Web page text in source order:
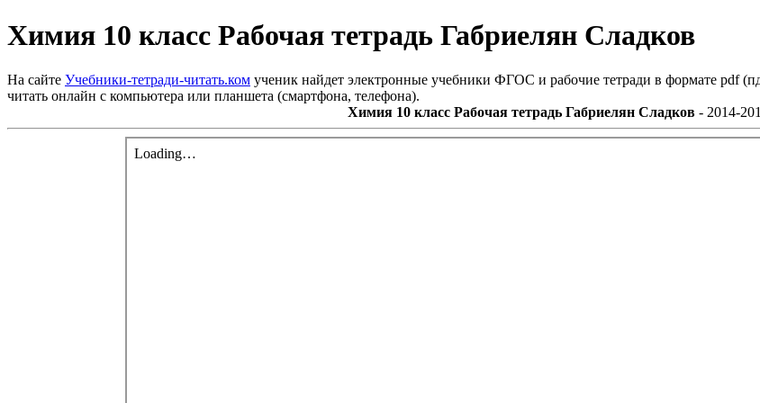
Химия 10 класс Рабочая тетрадь Габриелян Сладков
На сайте Учебники-тетради-читать.ком ученик найдет электронные учебники ФГОС и рабочие тетради в формате pdf
читать онлайн с компьютера или планшета (смартфона, телефона).
Химия 10 класс Рабочая тетрадь Габриелян Сладков- 2014-